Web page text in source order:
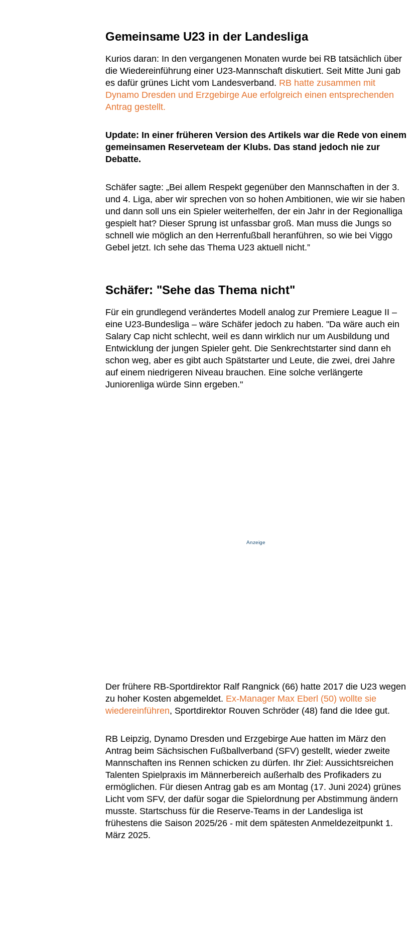
Gemeinsame U23 in der Landesliga
Kurios daran: In den vergangenen Monaten wurde bei RB tatsächlich über
die Wiedereinführung einer U23-Mannschaft diskutiert. Seit Mitte Juni gab
es dafür grünes Licht vom Landesverband. RB hatte zusammen mit
Dynamo Dresden und Erzgebirge Aue erfolgreich einen entsprechenden
Antrag gestellt.
Update: In einer früheren Version des Artikels war die Rede von einem
gemeinsamen Reserveteam der Klubs. Das stand jedoch nie zur
Debatte.
Schäfer sagte: „Bei allem Respekt gegenüber den Mannschaften in der 3.
und 4. Liga, aber wir sprechen von so hohen Ambitionen, wie wir sie haben
und dann soll uns ein Spieler weiterhelfen, der ein Jahr in der Regionalliga
gespielt hat? Dieser Sprung ist unfassbar groß. Man muss die Jungs so
schnell wie möglich an den Herrenfußball heranführen, so wie bei Viggo
Gebel jetzt. Ich sehe das Thema U23 aktuell nicht.”
Schäfer: "Sehe das Thema nicht"
Für ein grundlegend verändertes Modell analog zur Premiere League II –
eine U23-Bundesliga – wäre Schäfer jedoch zu haben. "Da wäre auch ein
Salary Cap nicht schlecht, weil es dann wirklich nur um Ausbildung und
Entwicklung der jungen Spieler geht. Die Senkrechtstarter sind dann eh
schon weg, aber es gibt auch Spätstarter und Leute, die zwei, drei Jahre
auf einem niedrigeren Niveau brauchen. Eine solche verlängerte
Juniorenliga würde Sinn ergeben."
Anzeige
Der frühere RB-Sportdirektor Ralf Rangnick (66) hatte 2017 die U23 wegen
zu hoher Kosten abgemeldet. Ex-Manager Max Eberl (50) wollte sie
wiedereinführen, Sportdirektor Rouven Schröder (48) fand die Idee gut.
RB Leipzig, Dynamo Dresden und Erzgebirge Aue hatten im März den
Antrag beim Sächsischen Fußballverband (SFV) gestellt, wieder zweite
Mannschaften ins Rennen schicken zu dürfen. Ihr Ziel: Aussichtsreichen
Talenten Spielpraxis im Männerbereich außerhalb des Profikaders zu
ermöglichen. Für diesen Antrag gab es am Montag (17. Juni 2024) grünes
Licht vom SFV, der dafür sogar die Spielordnung per Abstimmung ändern
musste. Startschuss für die Reserve-Teams in der Landesliga ist
frühestens die Saison 2025/26 - mit dem spätesten Anmeldezeitpunkt 1.
März 2025.